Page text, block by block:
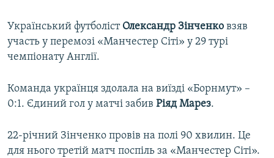
Усі сайти RFE/RL
Український футболіст Олександр Зінченко взяв
участь у перемозі «Манчестер Сіті» у 29 турі
чемпіонату Англії.
Команда українця здолала на виїзді «Борнмут» –
0:1. Єдиний гол у матчі забив Ріяд Марез.
22-річний Зінченко провів на полі 90 хвилин. Це
для нього третій матч поспіль за «Манчестер Сіті».